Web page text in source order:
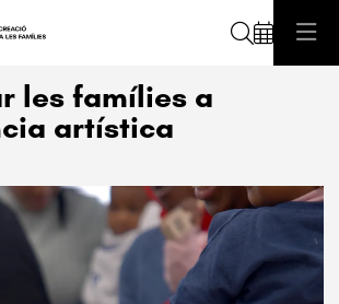
les famílies a
artística